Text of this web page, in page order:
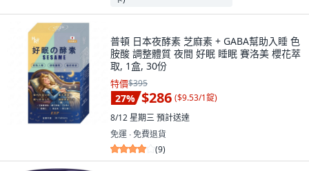
普頓 日本夜酵素 芝麻素 + GABA幫助入睡 色
胺酸 調整體質 夜間 好眠 睡眠 賽洛美 櫻花萃
取, 1盒, 30份
特價$395
27% $286 ($9.53/1錠)
8/12 星期三預計送達
免運 ∙ 免費退貨
(9)